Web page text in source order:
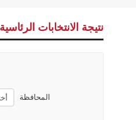
نتيجة الانتخابات الرئاسية 2024 بالمحافظات
المحافظة